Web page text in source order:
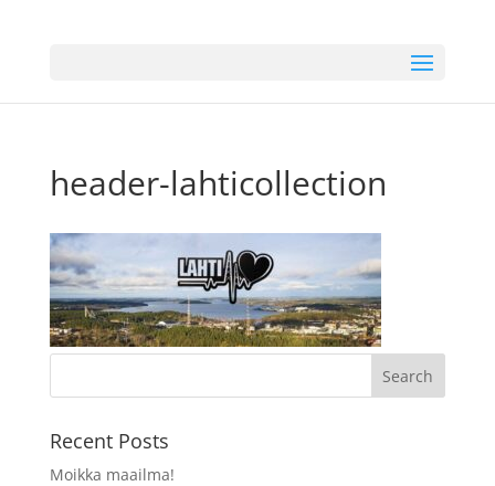
header-lahticollection
Recent Posts
Moikka maailma!